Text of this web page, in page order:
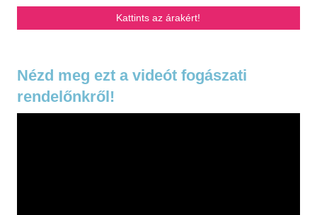
Kattints az árakért!
Nézd meg ezt a videót fogászati
rendelőnkről!